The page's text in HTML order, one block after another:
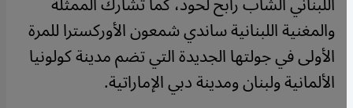
والمغنية اللبنانية ساندي شمعون الأوركسترا للمرة
الأولى في جولتها الجديدة التي تضم مدينة كولونيا
الألمانية ولبنان ومدينة دبي الإماراتية.